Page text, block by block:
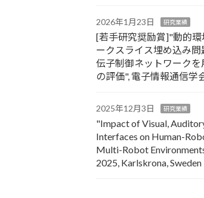
2026年1月23日 研究業績
[若手研究奨励賞]"動的環
ークスライス埋め込み
伝子制御ネットワーク
の評価", 電子情報通信学
2025年12月3日 研究業績
"Impact of Visual,
Interfaces on Human-
Multi-Robot
2025, Karlskrona, Sweden